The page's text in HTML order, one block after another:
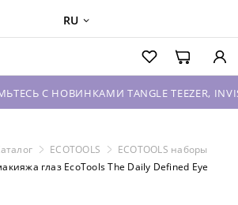
RU
TANGLE TEEZER,
ECOTOOLS
ECOTOOLS наборы
глаз EcoTools The Daily Defined Eye